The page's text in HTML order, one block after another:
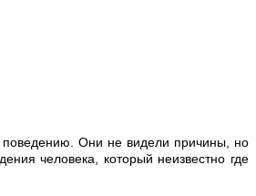
поведению. Они не видели причины, но
человека, который неизвестно где